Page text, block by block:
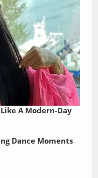
A Modern-Day
Dance Moments